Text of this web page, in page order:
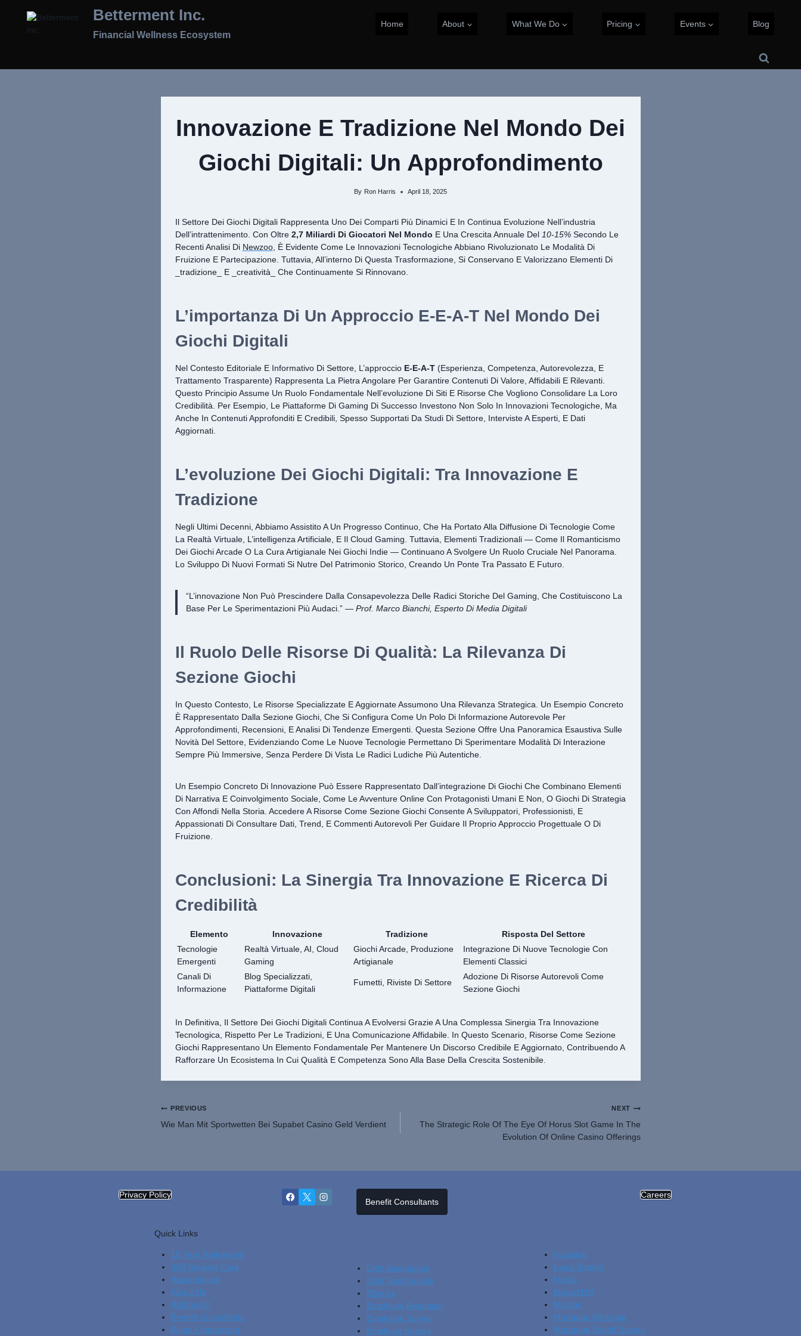
Betterment Inc.
Financial Wellness Ecosystem
Home About What We Do Pricing Events Blog
Innovazione E Tradizione Nel Mondo Dei
Giochi Digitali: Un Approfondimento
By Ron Harris April 18, 2025
Il Settore Dei Giochi Digitali Rappresenta Uno Dei Comparti Più Dinamici E In Continua Evoluzione Nell’industria
Dell’intrattenimento. Con Oltre 2,7 Miliardi Di Giocatori Nel Mondo E Una Crescita Annuale Del 10-15%Secondo Le
Recenti Analisi Di Newzoo, È Evidente Come Le Innovazioni Tecnologiche Abbiano Rivoluzionato Le Modalità Di
Fruizione E Partecipazione. Tuttavia, All’interno Di Questa Trasformazione, Si Conservano E Valorizzano Elementi Di
_tradizione_ E _creatività_ Che Continuamente Si Rinnovano.
L’importanza Di Un Approccio E-E-A-T Nel Mondo Dei
Giochi Digitali
Nel Contesto Editoriale E Informativo Di Settore, L’approccio E-E-A-T(Esperienza, Competenza, Autorevolezza, E
Trattamento Trasparente) Rappresenta La Pietra Angolare Per Garantire Contenuti Di Valore, Affidabili E Rilevanti.
Questo Principio Assume Un Ruolo Fondamentale Nell’evoluzione Di Siti E Risorse Che Vogliono Consolidare La Loro
Credibilità. Per Esempio, Le Piattaforme Di Gaming Di Successo Investono Non Solo In Innovazioni Tecnologiche, Ma
Anche In Contenuti Approfonditi E Credibili, Spesso Supportati Da Studi Di Settore, Interviste A Esperti, E Dati
Aggiornati.
L’evoluzione Dei Giochi Digitali: Tra Innovazione E
Tradizione
Negli Ultimi Decenni, Abbiamo Assistito A Un Progresso Continuo, Che Ha Portato Alla Diffusione Di Tecnologie Come
La Realtà Virtuale, L’intelligenza Artificiale, E Il Cloud Gaming. Tuttavia, Elementi Tradizionali — Come Il Romanticismo
Dei Giochi Arcade O La Cura Artigianale Nei Giochi Indie — Continuano A Svolgere Un Ruolo Cruciale Nel Panorama.
Lo Sviluppo Di Nuovi Formati Si Nutre Del Patrimonio Storico, Creando Un Ponte Tra Passato E Futuro.
“L’innovazione Non Può Prescindere Dalla Consapevolezza Delle Radici Storiche Del Gaming, Che Costituiscono La
Base Per Le Sperimentazioni Più Audaci.” — Prof. Marco Bianchi, Esperto Di Media Digitali
Il Ruolo Delle Risorse Di Qualità: La Rilevanza Di
Sezione Giochi
In Questo Contesto, Le Risorse Specializzate E Aggiornate Assumono Una Rilevanza Strategica. Un Esempio Concreto
È Rappresentato Dalla Sezione Giochi, Che Si Configura Come Un Polo Di Informazione Autorevole Per
Approfondimenti, Recensioni, E Analisi Di Tendenze Emergenti. Questa Sezione Offre Una Panoramica Esaustiva Sulle
Novità Del Settore, Evidenziando Come Le Nuove Tecnologie Permettano Di Sperimentare Modalità Di Interazione
Sempre Più Immersive, Senza Perdere Di Vista Le Radici Ludiche Più Autentiche.
Un Esempio Concreto Di Innovazione Può Essere Rappresentato Dall’integrazione Di Giochi Che Combinano Elementi
Di Narrativa E Coinvolgimento Sociale, Come Le Avventure Online Con Protagonisti Umani E Non, O Giochi Di Strategia
Con Affondi Nella Storia. Accedere A Risorse Come Sezione Giochi Consente A Sviluppatori, Professionisti, E
Appassionati Di Consultare Dati, Trend, E Commenti Autorevoli Per Guidare Il Proprio Approccio Progettuale O Di
Fruizione.
Conclusioni: La Sinergia Tra Innovazione E Ricerca Di
Credibilità
Elemento Innovazione Tradizione
Risposta Del Settore
Tecnologie
Emergenti
Realtà Virtuale, AI, Cloud
Gaming
Giochi Arcade, Produzione
Artigianale
Integrazione Di Nuove Tecnologie Con
Elementi Classici
Canali Di
Informazione
Blog Specializzati,
Piattaforme Digitali
Fumetti, Riviste Di Settore
Adozione Di Risorse Autorevoli Come
Sezione Giochi
In Definitiva, Il Settore Dei Giochi Digitali Continua A Evolversi Grazie A Una Complessa Sinergia Tra Innovazione
Tecnologica, Rispetto Per Le Tradizioni, E Una Comunicazione Affidabile. In Questo Scenario, Risorse Come Sezione
Giochi Rappresentano Un Elemento Fondamentale Per Mantenere Un Discorso Credibile E Aggiornato, Contribuendo A
Rafforzare Un Ecosistema In Cui Qualità E Competenza Sono Alla Base Della Crescita Sostenibile.
Post
PREVIOUS
Wie Man Mit Sportwetten Bei Supabet Casino Geld Verdient
NEXT
The Strategic Role Of The Eye Of Horus Slot Game In The
Evolution Of Online Casino Offerings
Privacy Policy
Quick Links
15 Year Retirement
360 Smarter Care
Absenteeism
About Us
Arbitrage?
Benefit Consultants
Bingo Fundraising
Benefit Consultants
Debt Assumption
Debt Testimonials
EBooks
Employee Retention
Employee Survey
Employer Survey
Careers
Inclusion
Legal Benefit
Media
Mega HSA
Mission
Mortgage Arbitrage
Mortgage Payoff Survey